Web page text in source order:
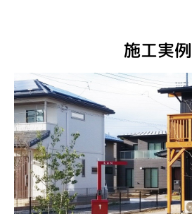
施工実例